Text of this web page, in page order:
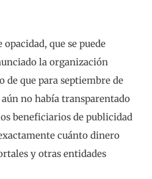
que se puede
la organización
de que para septiembre de
no había transparentado
beneficiarios de publicidad
cuánto dinero
y otras entidades